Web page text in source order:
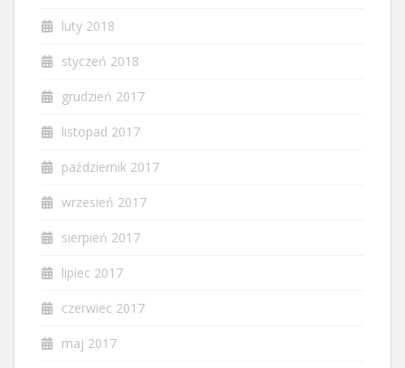
luty 2018
styczeń 2018
grudzień 2017
listopad 2017
październik 2017
wrzesień 2017
sierpień 2017
lipiec 2017
czerwiec 2017
maj 2017